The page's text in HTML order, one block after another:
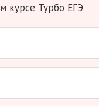
курсе Турбо ЕГЭ